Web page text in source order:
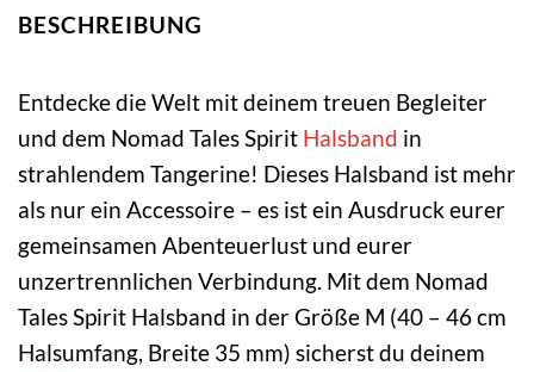
BESCHREIBUNG
Entdecke die Welt mit deinem treuen Begleiter
und dem Nomad Tales Spirit Halsband in
strahlendem Tangerine! Dieses Halsband ist mehr
als nur ein Accessoire – es ist ein Ausdruck eurer
gemeinsamen Abenteuerlust und eurer
unzertrennlichen Verbindung. Mit dem Nomad
Tales Spirit Halsband in der Größe M (40 – 46 cm
Halsumfang, Breite 35 mm) sicherst du deinem